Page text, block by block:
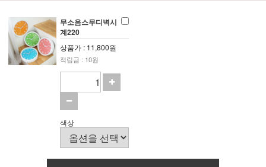
무소음스무디벽시
계220
상품가 : 11,800원
적립금 : 10원
색상